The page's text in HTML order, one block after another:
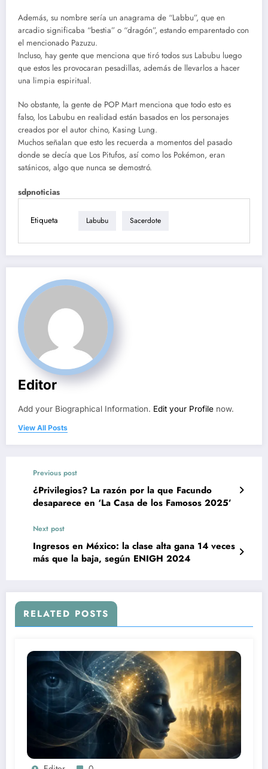
Además, su nombre sería un anagrama de “Labbu”, que en
arcadio significaba “bestia” o “dragón”, estando emparentado con
el mencionado Pazuzu.
Incluso, hay gente que menciona que tiró todos sus Labubu luego
que estos les provocaran pesadillas, además de llevarlos a hacer
una limpia espiritual.
No obstante, la gente de POP Mart menciona que todo esto es
falso, los Labubu en realidad están basados en los personajes
creados por el autor chino, Kasing Lung.
Muchos señalan que esto les recuerda a momentos del pasado
donde se decía que Los Pitufos, así como los Pokémon, eran
satánicos, algo que nunca se demostró.
sdpnoticias
Etiqueta Labubu Sacerdote
Editor
Add your Biographical Information. Edit your Profile now.
View All Posts
Previous post
¿Privilegios? La razón por la que Facundo
desaparece en ‘La Casa de los Famosos 2025’
Next post
Ingresos en México: la clase alta gana 14 veces
más que la baja, según ENIGH 2024
RELATED POSTS